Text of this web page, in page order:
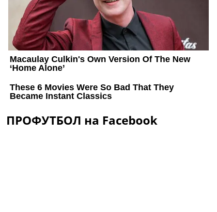
ПРОФУТБОЛ на Facebook